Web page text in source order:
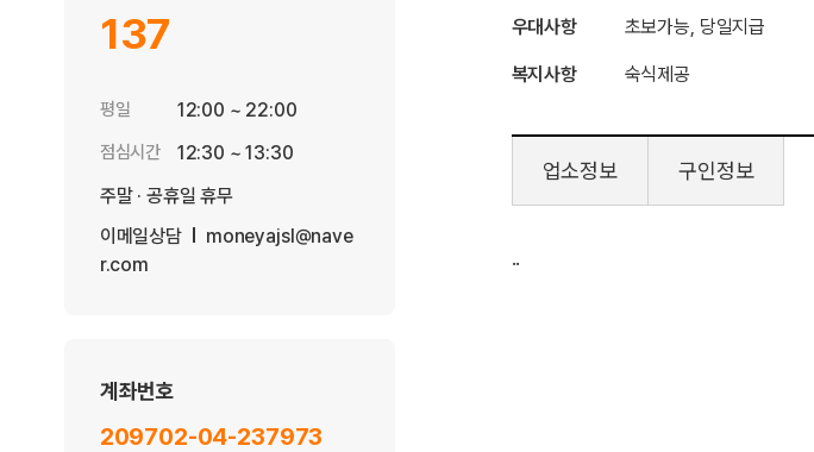
137
평일 12:00 ~ 22:00
점심시간
12:30 ~ 13:30
주말 · 공휴일 휴무
이메일상담
moneyajsl@nave
r.com
계좌번호
209702-04-237973
우대사항 초보가능, 당일지급
복지사항 숙식제공
업소정보 구인정보
..